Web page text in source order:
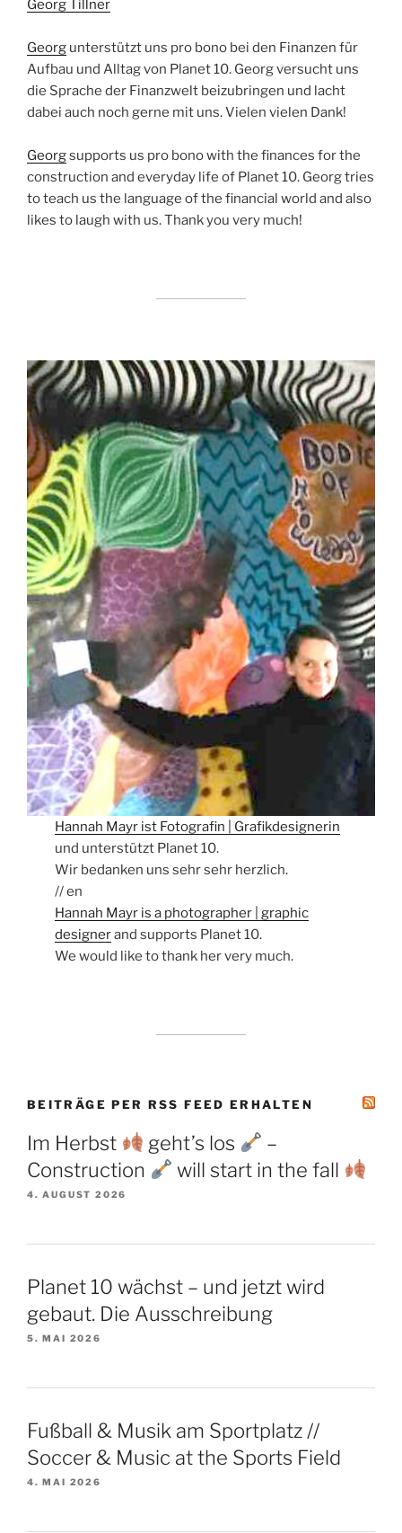
Georg Tillner
Georg unterstützt uns pro bono bei den Finanzen für
Aufbau und Alltag von Planet 10. Georg versucht uns
die Sprache der Finanzwelt beizubringen und lacht
dabei auch noch gerne mit uns. Vielen vielen Dank!
Georgsupports us pro bono with the finances for the
construction and everyday life of Planet 10. Georg tries
to teach us the language of the financial world and also
likes to laugh with us. Thank you very much!
Hannah Mayr ist Fotografin | Grafikdesignerin
und unterstützt Planet 10.
Wir bedanken uns sehr sehr herzlich.
// en
Hannah Mayr is a photographer | graphic
designerand supports Planet 10.
We would like to thank her very much.
BEITRÄGE PER RSS FEED ERHALTEN
Im Herbst geht’s los
–
Construction
will start in the fall
4. AUGUST 2026
Planet 10 wächst – und jetzt wird
gebaut. Die Ausschreibung
5. MAI 2026
Fußball & Musik am Sportplatz //
Soccer & Music at the Sports Field
4. MAI 2026